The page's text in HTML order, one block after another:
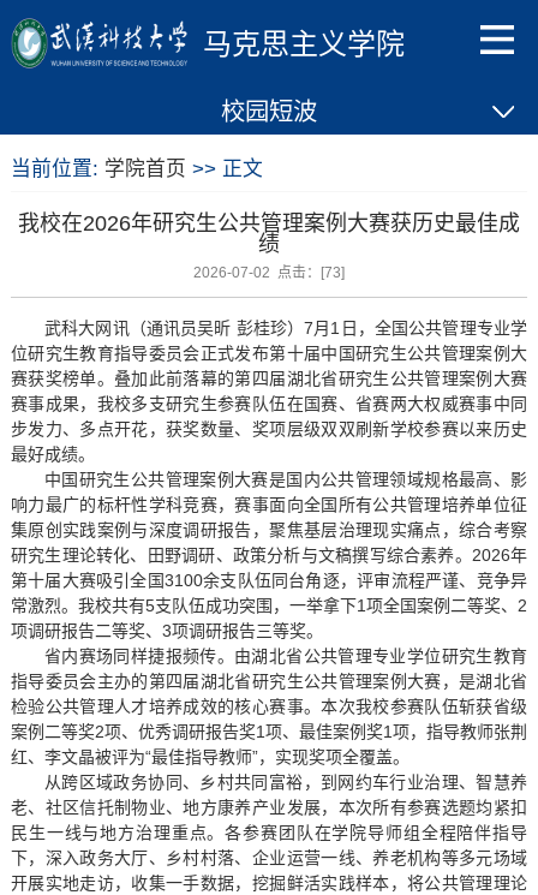
马克思主义学院
校园短波
当前位置: 学院首页 >> 正文
我校在2026年研究生公共管理案例大赛获历史最佳成
绩
2026-07-02 点击：[73]
武科大网讯（通讯员吴昕 彭桂珍）7月1日，全国公共管理专业学
位研究生教育指导委员会正式发布第十届中国研究生公共管理案例大
赛获奖榜单。叠加此前落幕的第四届湖北省研究生公共管理案例大赛
赛事成果，我校多支研究生参赛队伍在国赛、省赛两大权威赛事中同
步发力、多点开花，获奖数量、奖项层级双双刷新学校参赛以来历史
最好成绩。
中国研究生公共管理案例大赛是国内公共管理领域规格最高、影
响力最广的标杆性学科竞赛，赛事面向全国所有公共管理培养单位征
集原创实践案例与深度调研报告，聚焦基层治理现实痛点，综合考察
研究生理论转化、田野调研、政策分析与文稿撰写综合素养。2026年
第十届大赛吸引全国3100余支队伍同台角逐，评审流程严谨、竞争异
常激烈。我校共有5支队伍成功突围，一举拿下1项全国案例二等奖、2
项调研报告二等奖、3项调研报告三等奖。
省内赛场同样捷报频传。由湖北省公共管理专业学位研究生教育
指导委员会主办的第四届湖北省研究生公共管理案例大赛，是湖北省
检验公共管理人才培养成效的核心赛事。本次我校参赛队伍斩获省级
案例二等奖2项、优秀调研报告奖1项、最佳案例奖1项，指导教师张荆
红、李文晶被评为“最佳指导教师”，实现奖项全覆盖。
从跨区域政务协同、乡村共同富裕，到网约车行业治理、智慧养
老、社区信托制物业、地方康养产业发展，本次所有参赛选题均紧扣
民生一线与地方治理重点。各参赛团队在学院导师组全程陪伴指导
下，深入政务大厅、乡村村落、企业运营一线、养老机构等多元场域
开展实地走访，收集一手数据，挖掘鲜活实践样本，将公共管理理论